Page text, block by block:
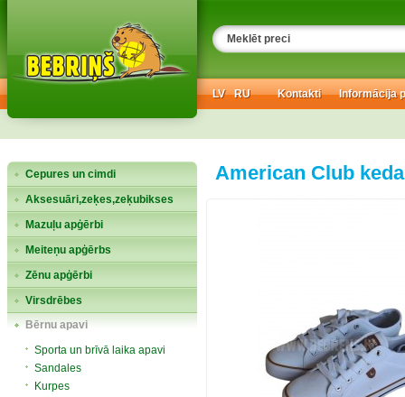
LV RU Informācija
Kontakti
Cepures un cimdi
Aksesuāri,zeķes,zeķubikses
Mazuļu apģērbi
Meiteņu apģērbs
Zēnu apģērbi
Virsdrēbes
Bērnu apavi
Sporta un brīvā laika apavi
Sandales
Kurpes
American Club